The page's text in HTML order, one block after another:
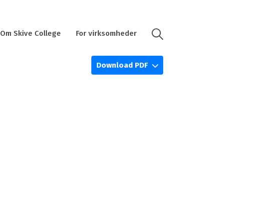
Om Skive College For virksomheder
Download PDF